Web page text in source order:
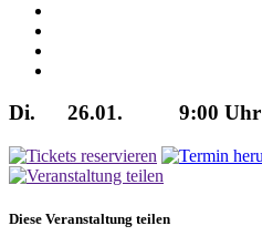
Di. 26.01. 9:00 Uhr
Diese Veranstaltung teilen